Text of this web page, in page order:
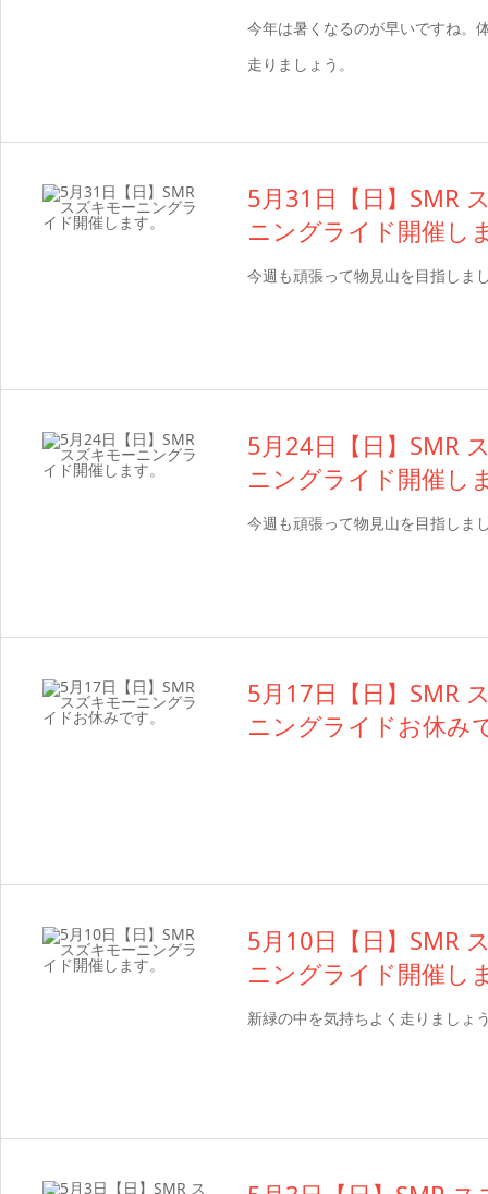
今年は暑くなるのが早いですね。
走りましょう。
5月31日【日】SMR
ニングライド開催し
今週も頑張って物見山を目指しま
5月24日【日】SMR
ニングライド開催し
今週も頑張って物見山を目指しま
5月17日【日】SMR
ニングライドお休み
5月10日【日】SMR
ニングライド開催し
新緑の中を気持ちよく走りましょ